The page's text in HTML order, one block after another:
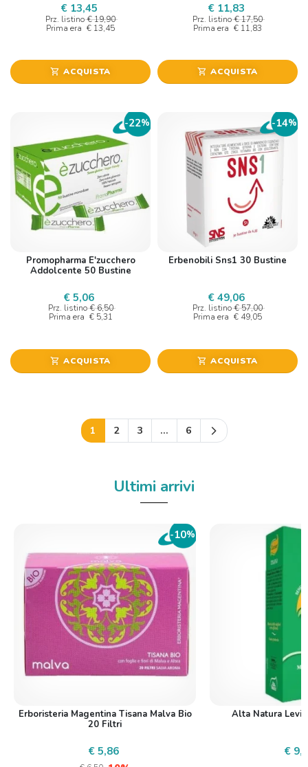
€ 13,45
Prz. listino € 19,90
Prima era € 13,45
shopping_cart ACQUISTA
€ 11,83
Prz. listino € 17,50
Prima era € 11,83
shopping_cart ACQUISTA
-22%
Promopharma E'zucchero
Addolcente 50 Bustine
€ 5,06
Prz. listino € 6,50
Prima era € 5,31
shopping_cart ACQUISTA
-14%
Erbenobili Sns1 30 Bustine
€ 49,06
Prz. listino € 57,00
Prima era € 49,05
shopping_cart ACQUISTA
1 2 3 … 6 arrow_forward_ios Successivo
Ultimi arrivi
-10%
Erboristeria Magentina Tisana Malva Bio
20 Filtri
€ 5,86
Alta Natura
€